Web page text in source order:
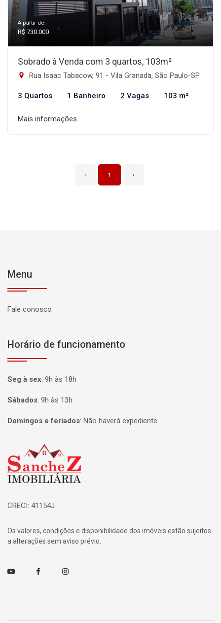
A partir de:
R$ 730.000
Sobrado à Venda com 3 quartos, 103m²
Rua Isaac Tabacow, 91 - Vila Granada, São Paulo-SP
3 Quartos 1 Banheiro 2 Vagas 103 m²
Mais informações
‹ 1 ›
Menu
Fale conosco
Horário de funcionamento
Seg à sex: 9h às 18h
Sábados: 9h às 13h
Domingos e feriados: Não haverá expediente
Página inicial
CRECI: 41154J
Os valores, condições e disponibilidade dos imóveis estão sujeitos
a alterações sem aviso prévio.
Youtube FacebookInstagram